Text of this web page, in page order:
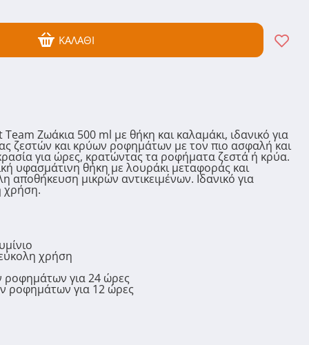
ΚΑΛΆΘΙ
Ζωάκια 500 ml με θήκη και καλαμάκι, ιδανικό για
ζεστών και κρύων ροφημάτων με τον πιο ασφαλή και
για ώρες, κρατώντας τα ροφήματα ζεστά ή κρύα.
υφασμάτινη θήκη με λουράκι μεταφοράς και
αποθήκευση μικρών αντικειμένων. Ιδανικό για
χρήση.
χρήση
ροφημάτων για 24 ώρες
ροφημάτων για 12 ώρες